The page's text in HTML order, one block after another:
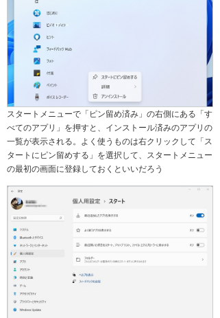
スタートメニューで「ピン留め済み」の右側にある「す
べてのアプリ」を押すと、インストール済みのアプリの
一覧が表示される。よく使うものは右クリックして「ス
タートにピン留めする」を選択して、スタートメニュー
の最初の画面に登録しておくといいだろう